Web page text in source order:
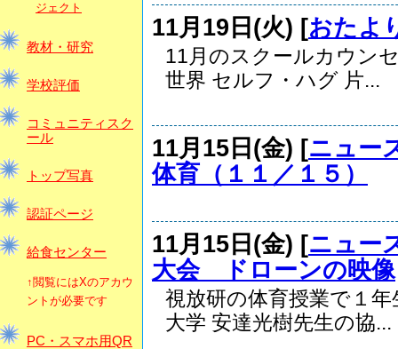
ジェクト
教材・研究
学校評価
コミュニティスク
ール
トップ写真
認証ページ
給食センター
↑閲覧にはXのアカウ
ントが必要です
PC・スマホ用QR
11月19日(火) [おたよ
11月のスクールカウン
世界 セルフ・ハグ 片...
11月15日(金) [ニュー
体育（１１／１５）
11月15日(金) [ニュー
大会 ドローンの映像
視放研の体育授業で１
大学 安達光樹先生の協...